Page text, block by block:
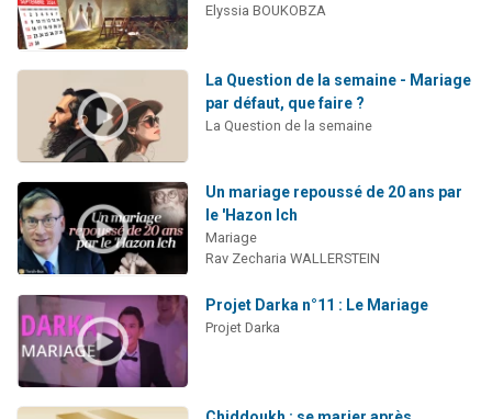
Elyssia BOUKOBZA
La Question de la semaine - Mariage
par défaut, que faire ?
La Question de la semaine
Un mariage repoussé de 20 ans par
le 'Hazon Ich
Mariage
Rav Zecharia WALLERSTEIN
Projet Darka n°11 : Le Mariage
Projet Darka